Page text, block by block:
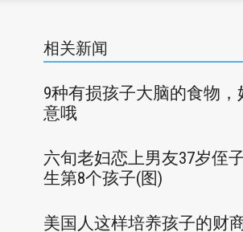
相关新闻
9种有损孩子大脑的食物，
意哦
六旬老妇恋上男友37岁侄
生第8个孩子(图)
美国人这样培养孩子的财